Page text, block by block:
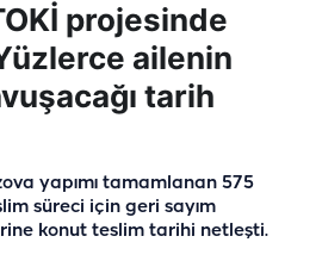
projesinde
ailenin
tarih
yapımı tamamlanan 575
süreci için geri sayım
konut teslim tarihi netleşti.